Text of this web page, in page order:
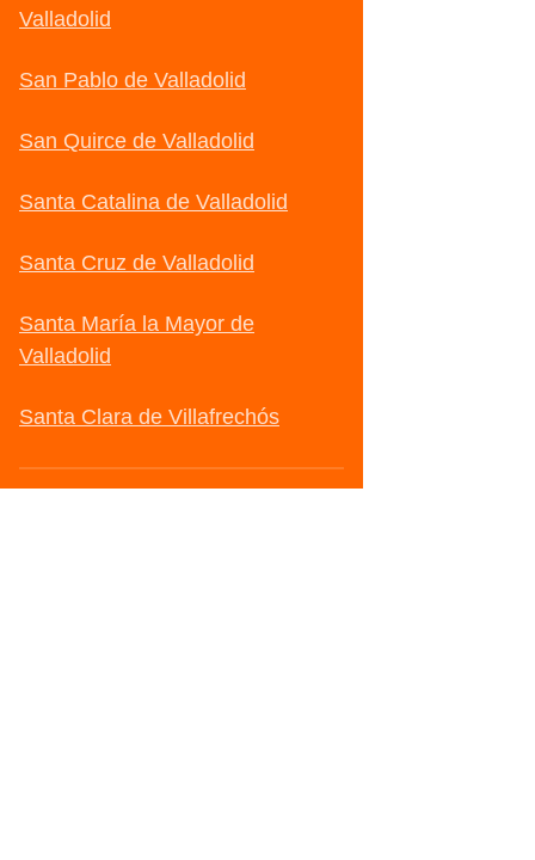
Valladolid
San Pablo de Valladolid
San Quirce de Valladolid
Santa Catalina de Valladolid
Santa Cruz de Valladolid
Santa María la Mayor de
Valladolid
Santa Clara de Villafrechós